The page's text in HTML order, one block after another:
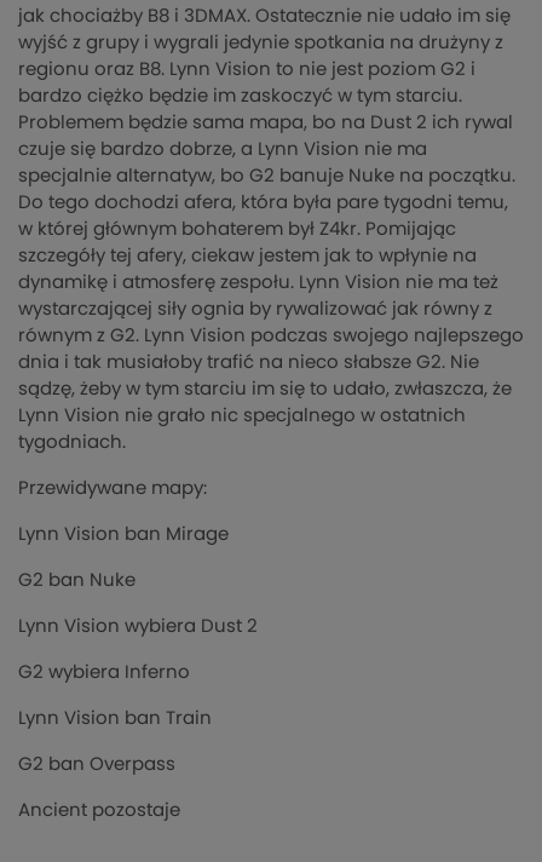
jak chociażby B8 i 3DMAX. Ostatecznie nie udało im się
wyjść z grupy i wygrali jedynie spotkania na drużyny z
regionu oraz B8. Lynn Vision to nie jest poziom G2 i
bardzo ciężko będzie im zaskoczyć w tym starciu.
Problemem będzie sama mapa, bo na Dust 2 ich rywal
czuje się bardzo dobrze, a Lynn Vision nie ma
specjalnie alternatyw, bo G2 banuje Nuke na początku.
Do tego dochodzi afera, która była pare tygodni temu,
w której głównym bohaterem był Z4kr. Pomijając
szczegóły tej afery, ciekaw jestem jak to wpłynie na
dynamikę i atmosferę zespołu. Lynn Vision nie ma też
wystarczającej siły ognia by rywalizować jak równy z
równym z G2. Lynn Vision podczas swojego najlepszego
dnia i tak musiałoby trafić na nieco słabsze G2. Nie
sądzę, żeby w tym starciu im się to udało, zwłaszcza, że
Lynn Vision nie grało nic specjalnego w ostatnich
tygodniach.
Przewidywane mapy:
Lynn Vision ban Mirage
G2 ban Nuke
Lynn Vision wybiera Dust 2
G2 wybiera Inferno
Lynn Vision ban Train
G2 ban Overpass
Ancient pozostaje